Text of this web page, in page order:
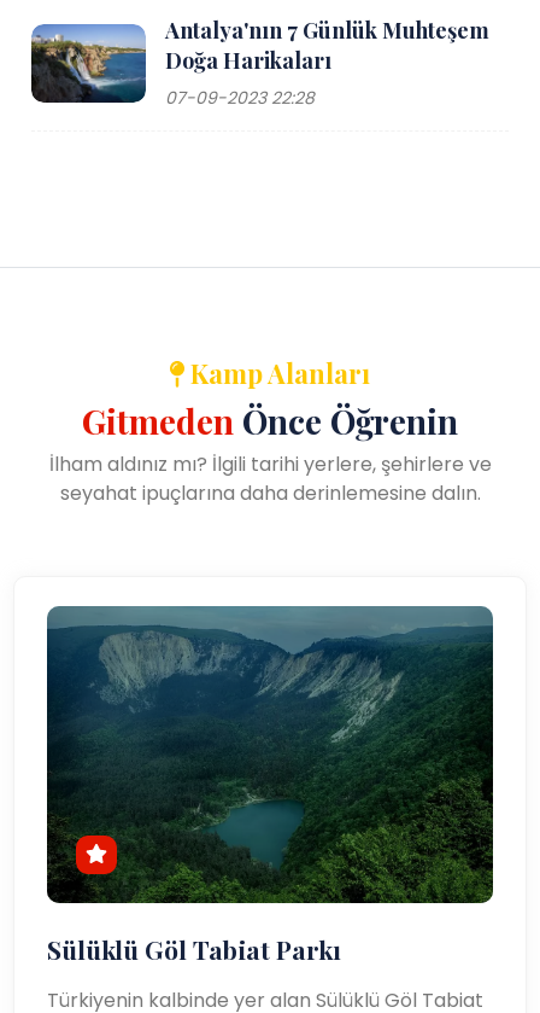
Antalya'nın 7 Günlük Muhteşem
Doğa Harikaları
07-09-2023 22:28
Kamp Alanları
Gitmeden Önce Öğrenin
İlham aldınız mı? İlgili tarihi yerlere, şehirlere ve
seyahat ipuçlarına daha derinlemesine dalın.
Sülüklü Göl Tabiat Parkı
Türkiyenin kalbinde yer alan Sülüklü Göl Tabiat